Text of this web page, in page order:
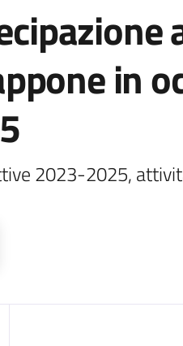
in
2023-2025,